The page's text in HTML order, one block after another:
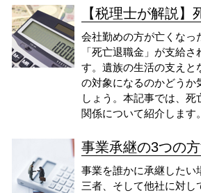
【税理士が解説】
会社勤めの方が亡くなっ
「死亡退職金」が支給
す。遺族の生活の支えと
の対象になるのかどうか
しょう。本記事では、
関係について紹介しま
事業承継の3つの
事業を誰かに承継したい
三者、そして他社に対し